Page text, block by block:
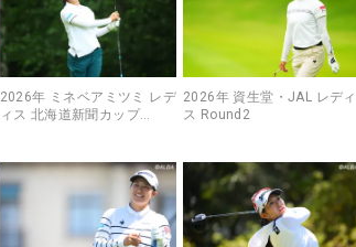
2026年 ミネベアミツミ レデ
ィス 北海道新聞カップ
2026年 資生堂・JAL レディ
ス Round2